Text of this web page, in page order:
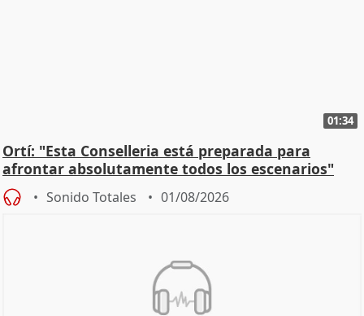
01:34
Ortí: "Esta Conselleria está preparada para
afrontar absolutamente todos los escenarios"
Sonido Totales 01/08/2026